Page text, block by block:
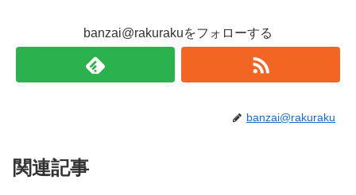
banzai@rakurakuをフォローする
banzai@rakuraku
関連記事